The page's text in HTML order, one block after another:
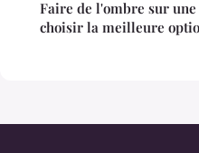
Faire de l'ombre sur
choisir la meilleure